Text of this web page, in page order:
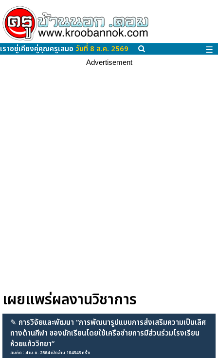
เราอยู่เคียงคู่คุณครูเสมอ วันที่ 8 ส.ค. 2569 ☰
Advertisement
เผยแพร่ผลงานวิชาการ
✎ การวิจัยและพัฒนา “การพัฒนารูปแบบการส่งเสริมความเป็นเลิศ
ทางด้านกีฬา ของนักเรียนโดยใช้เครือข่ายการมีส่วนร่วมโรงเรียน
ห้วยแก้ววิทยา”
สมคิด : 4 เม.ย. 2564 เปิดอ่าน 104343 ครั้ง